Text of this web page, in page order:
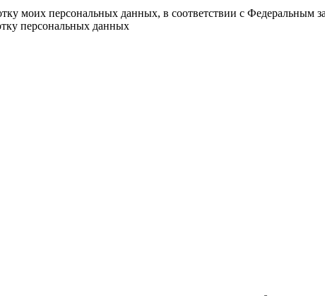
моих персональных данных, в соответствии с
персональных данных